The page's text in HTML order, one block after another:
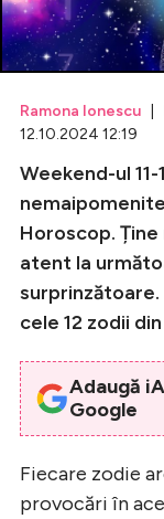
Ramona Ionescu |
12.10.2024 12:19
Weekend-ul
Horoscop.
atent la
cele 12 zodii
Adaugă
Google
Fiecare zodie
provocări în